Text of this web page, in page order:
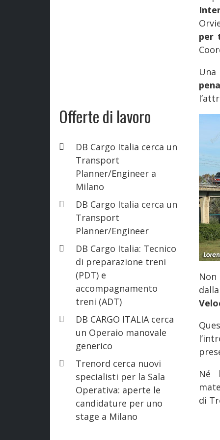
Offerte di lavoro
DB Cargo Italia cerca un
Transport
Planner/Engineer a
Milano
DB Cargo Italia cerca un
Transport
Planner/Engineer
DB Cargo Italia: Tecnico
di preparazione treni
(PDT) e
accompagnamento
treni (ADT)
DB CARGO ITALIA cerca
un Operaio manovale
generico
Trenord cerca nuovi
specialisti per la Sala
Operativa: aperte le
candidature per uno
stage a Milano
per
Né
di